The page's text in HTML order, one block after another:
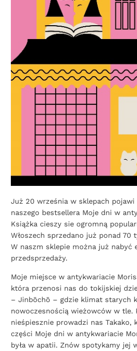
Już 20 września w sklepach pojawi
naszego bestsellera Moje dni w
Książka cieszy sie ogromną
Włoszech sprzedano już ponad 70
W naszm sklepie można już nabyć
przedsprzedaży.
Moje miejsce w antykwariacie
która przenosi nas do tokijskiej
– Jinbōchō – gdzie klimat starych
nowoczesnością wieżowców w tle.
nieśpiesznie prowadzi nas Takako,
części Moje dni w antykwariacie
była w apatii. Znów spotykamy jej